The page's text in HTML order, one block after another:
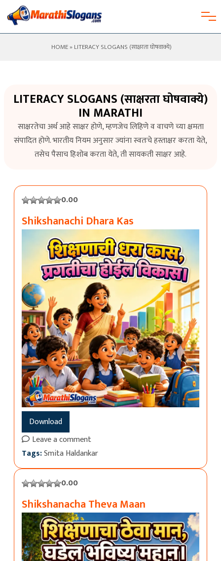
HOME» LITERACY SLOGANS (साक्षरता घोषवाक्ये)
LITERACY SLOGANS (साक्षरता घोषवाक्ये)
IN MARATHI
साक्षरतेचा अर्थ आहे साक्षर होणे, म्हणजेच लिहिणे व वाचणे च्या क्षमता
संपादित होणे. भारतीय नियम अनुसार ज्यांना स्वतःचे हस्ताक्षर करता येते,
तसेच पैसाच हिशोब करता येते, ती सायकती साक्षर आहे.
0.00
Shikshanachi Dhara Kas
Download
Leave a comment
Tags:Smita Haldankar
0.00
Shikshanacha Theva Maan